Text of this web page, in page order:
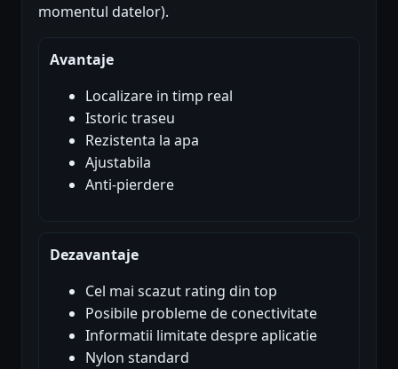
momentul datelor).
Avantaje
Localizare in timp real
Istoric traseu
Rezistenta la apa
Ajustabila
Anti-pierdere
Dezavantaje
Cel mai scazut rating din top
Posibile probleme de conectivitate
Informatii limitate despre aplicatie
Nylon standard